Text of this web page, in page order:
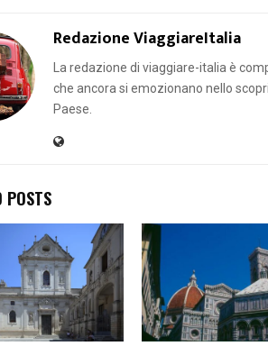
Redazione ViaggiareItalia
La redazione di viaggiare-italia è
che ancora si emozionano nello
Paese.
POSTS